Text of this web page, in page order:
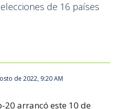
de 16 países
de 2022, 9:20 AM
arrancó este 10 de